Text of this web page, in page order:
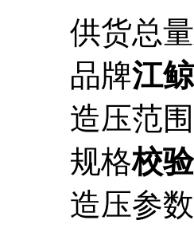
供货总量
品牌江
造压范围
规格校
造压参数